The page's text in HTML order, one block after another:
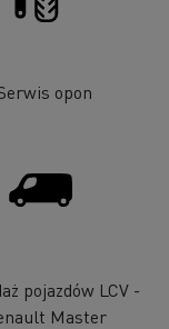
opon
pojazdów LCV -
Master